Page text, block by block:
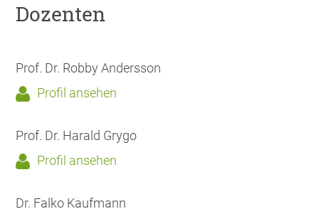
Dozenten
Prof. Dr. Robby Andersson
Profil ansehen
Prof. Dr. Harald Grygo
Profil ansehen
Dr. Falko Kaufmann